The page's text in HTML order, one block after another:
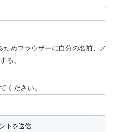
ためブラウザーに自分の名前、メ
る。
ください。